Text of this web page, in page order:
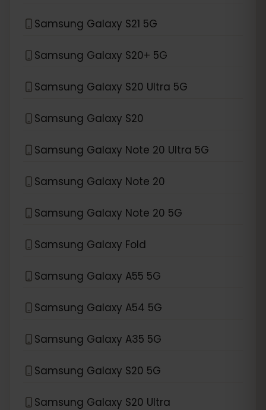
Samsung Galaxy S21 5G
Samsung Galaxy S20+ 5G
Samsung Galaxy S20 Ultra 5G
Samsung Galaxy S20
Samsung Galaxy Note 20 Ultra 5G
Samsung Galaxy Note 20
Samsung Galaxy Note 20 5G
Samsung Galaxy Fold
Samsung Galaxy A55 5G
Samsung Galaxy A54 5G
Samsung Galaxy A35 5G
Samsung Galaxy S20 5G
Samsung Galaxy S20 Ultra